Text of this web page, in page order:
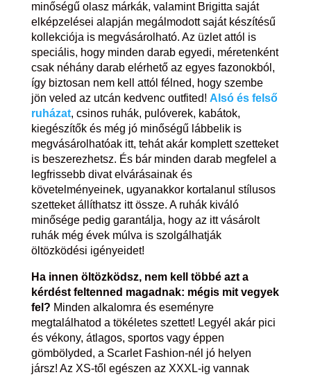
minőségű olasz márkák, valamint Brigitta saját
elképzelései alapján megálmodott saját készítésű
kollekciója is megvásárolható. Az üzlet attól is
speciális, hogy minden darab egyedi, méretenként
csak néhány darab elérhető az egyes fazonokból,
így biztosan nem kell attól félned, hogy szembe
jön veled az utcán kedvenc outfited! Alsó és felső
ruházat, csinos ruhák, pulóverek, kabátok,
kiegészítők és még jó minőségű lábbelik is
megvásárolhatóak itt, tehát akár komplett szetteket
is beszerezhetsz. És bár minden darab megfelel a
legfrissebb divat elvárásainak és
követelményeinek, ugyanakkor kortalanul stílusos
szetteket állíthatsz itt össze. A ruhák kiváló
minősége pedig garantálja, hogy az itt vásárolt
ruhák még évek múlva is szolgálhatják
öltözködési igényeidet!
Ha innen öltözködsz, nem kell többé azt a
kérdést feltenned magadnak: mégis mit vegyek
fel? Minden alkalomra és eseményre
megtalálhatod a tökéletes szettet! Legyél akár pici
és vékony, átlagos, sportos vagy éppen
gömbölyded, a Scarlet Fashion-nél jó helyen
jársz! Az XS-től egészen az XXXL-ig vannak